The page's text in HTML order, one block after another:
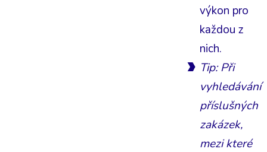
výkon pro
každou z
nich.
Tip: Při
vyhledávání
příslušných
zakázek,
mezi které